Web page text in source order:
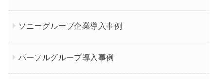
ソニーグループ企業導入事例
パーソルグループ導入事例